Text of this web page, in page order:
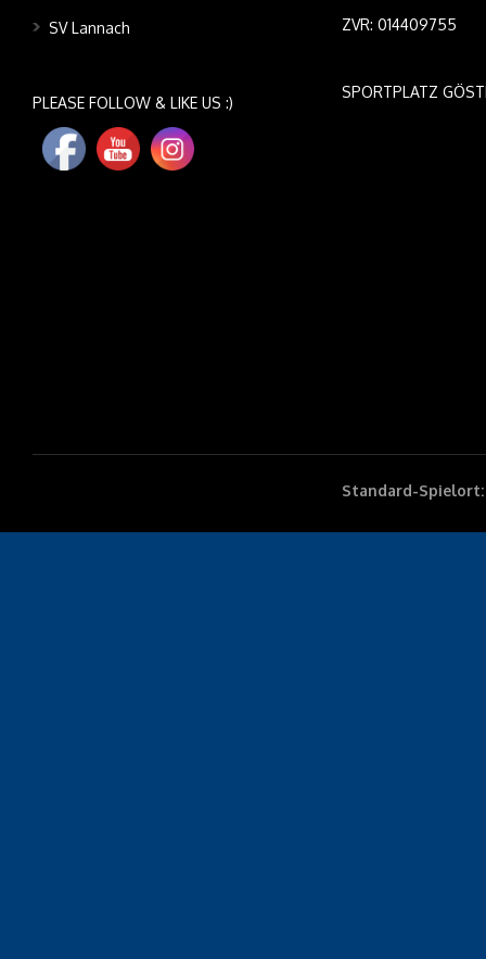
SV Lannach
PLEASE FOLLOW & LIKE US :)
ZVR: 014409755
SPORTPLATZ
Standard-Spielort: